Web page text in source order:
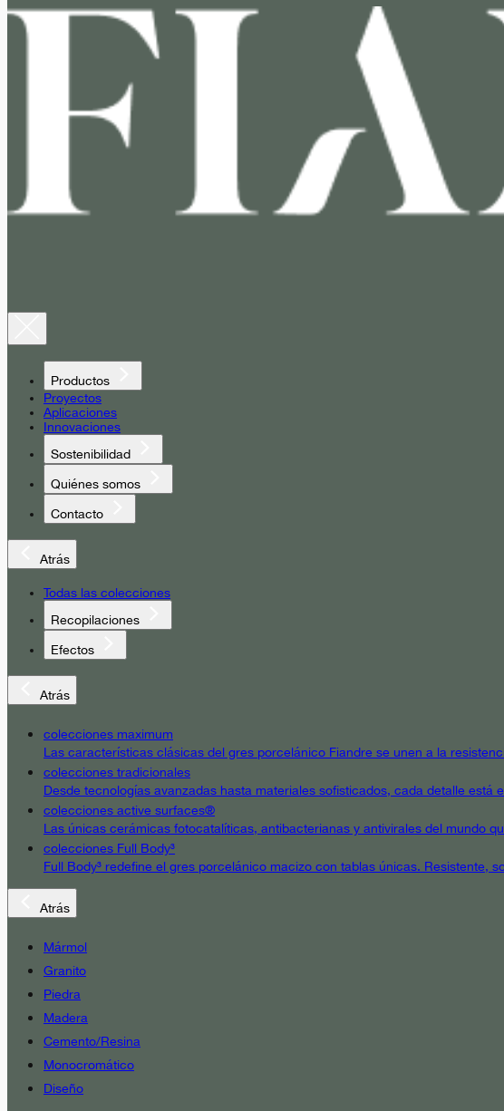
Productos
Proyectos
Aplicaciones
Innovaciones
Sostenibilidad
Quiénes somos
Contacto
Atrás
Todas las colecciones
Recopilaciones
Efectos
Atrás
colecciones maximum
Las características clásicas del gres porcelánico Fiandre se unen a la
colecciones tradicionales
Desde tecnologías avanzadas hasta materiales sofisticados, cada detalle
colecciones active surfaces®
Las únicas cerámicas fotocatalíticas, antibacterianas y antivirales del mundo
colecciones Full Body³
Full Body³ redefine el gres porcelánico macizo con tablas únicas. Resistente,
Atrás
Mármol
Granito
Piedra
Madera
Cemento/Resina
Monocromático
Diseño